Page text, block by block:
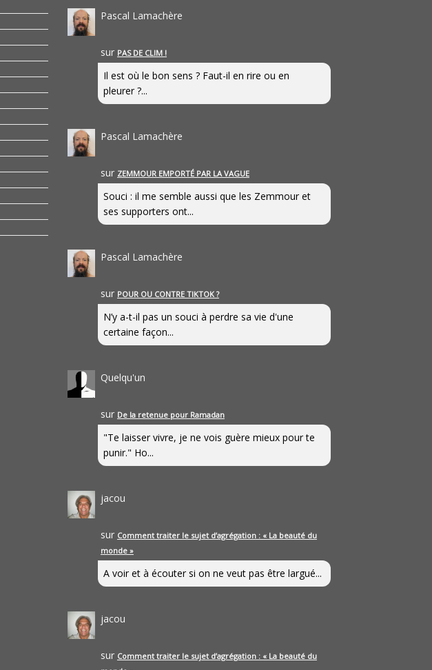
Pascal Lamachère
sur PAS DE CLIM !
Il est où le bon sens ? Faut-il en rire ou en
pleurer ?...
Pascal Lamachère
sur ZEMMOUR EMPORTÉ PAR LA VAGUE
Souci : il me semble aussi que les Zemmour et
ses supporters ont...
Pascal Lamachère
sur POUR OU CONTRE TIKTOK ?
N’y a-t-il pas un souci à perdre sa vie d'une
certaine façon...
Quelqu'un
sur De la retenue pour Ramadan
"Te laisser vivre, je ne vois guère mieux pour te
punir." Ho...
jacou
sur Comment traiter le sujet d’agrégation : « La beauté du
monde »
A voir et à écouter si on ne veut pas être largué...
jacou
sur Comment traiter le sujet d’agrégation : « La beauté du